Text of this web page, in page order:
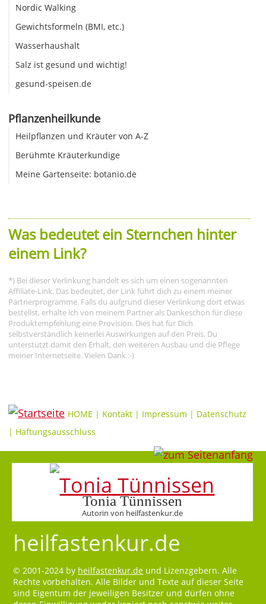
Nordic Walking
Gewichtsformeln (BMI, etc.)
Wasserhaushalt
Salz ist gesund und wichtig!
gesund-speisen.de
Pflanzenheilkunde
Heilpflanzen und Kräuter von A-Z
Berühmte Kräuterkundige
Meine Gartenseite: botanio.de
Was bedeutet ein Sternchen hinter
einem Link?
*) Bei dieser Verlinkung handelt es sich um einen sogenannten
Affiliate-Link. Das bedeutet, der Link führt dich zu einem meiner
Partnerprogramme. Falls du aufgrund dieser Verlinkung dort etwas
bestellst, erhalte ich von meinem Partner als Dankeschön für diese
Produktempfehlung eine Provision. Dies hat für Dich
selbstverständlich keinerlei Auswirkungen auf den Preis. Du
unterstützt damit den Erhalt, den weiteren Ausbau und die Pflege
meiner Internetseite. Vielen Dank :-)
HOME | Kontakt | Impressum | Datenschutz
| Haftungsausschluss
Tonia Tünnissen
Autorin von heilfastenkur.de
heilfastenkur.de
© 2001-2024 by heilfastenkur.de und Lizenzgebern. Alle
Rechte vorbehalten. Alle Bilder und Texte auf dieser Seite
sind Eigentum der jeweiligen Besitzer und dürfen ohne